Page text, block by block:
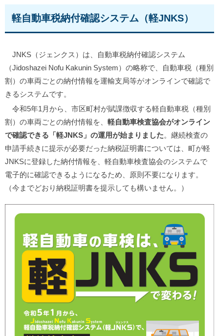
軽自動車税納付確認システム（軽JNKS）
JNKS（ジェンクス）は、自動車税納付確認システム
（Jidoshazei Nofu Kakunin System）の略称で、自動車税（種別
割）の車両ごとの納付情報を運輸支局等がオンラインで確認で
きるシステムです。
令和5年1月から、市区町村が賦課徴収する軽自動車税（種別
割）の車両ごとの納付情報を、 軽自動車検査協会がオンライン
で確認できる「軽JNKS」の運用が始まりました。継続検査の
申請手続きに提示が必要だった納税証明書については、町が軽
JNKSに登録した納付情報を、軽自動車検査協会のシステムで
電子的に確認できるようになるため、原則不要になります。
（今までどおり納税証明書を提示しても構いません。）